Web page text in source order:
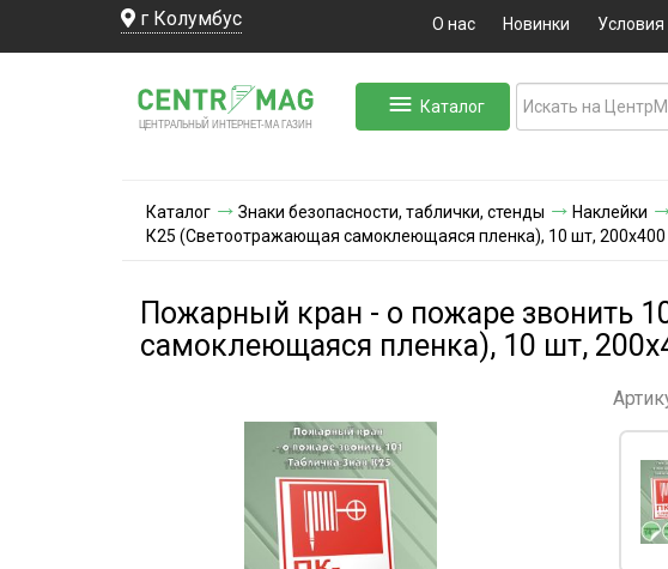
г Колумбус О нас Новинки Условия
ЦЕНТРАЛЬНЫЙ ИНТЕРНЕТ-МА ГАЗИН
Каталог
Каталог Знаки безопасности, таблички, стенды Наклейки
К25 (Светоотражающая самоклеющаяся плeнка), 10 шт,
Пожарный кран - о пожаре звонить
самоклеющаяся плeнка), 10 шт,